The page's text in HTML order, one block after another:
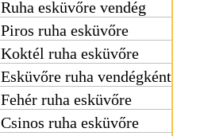
Ruha esküvőre vendég
Piros ruha esküvőre
Koktél ruha esküvőre
Esküvőre ruha vendégként
Fehér ruha esküvőre
Csinos ruha esküvőre